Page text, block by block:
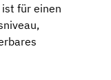
ist für einen